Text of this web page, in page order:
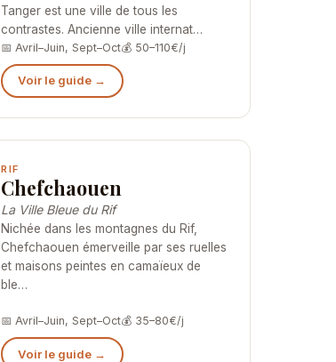
Tanger est une ville de tous les
contrastes. Ancienne ville internat…
📅 Avril–Juin, Sept–Oct💰 50–110€/j
Voir le guide →
RIF
Chefchaouen
La Ville Bleue du Rif
Nichée dans les montagnes du Rif,
Chefchaouen émerveille par ses ruelles
et maisons peintes en camaïeux de
ble…
📅 Avril–Juin, Sept–Oct💰 35–80€/j
Voir le guide →